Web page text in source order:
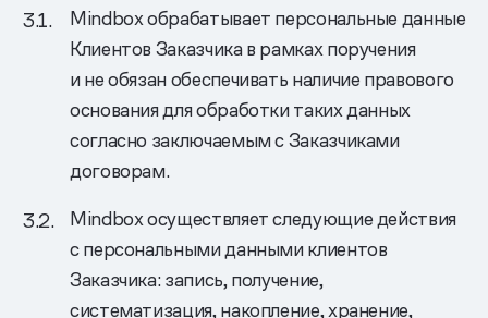
Mindbox обрабатывает персональные данные
Клиентов Заказчика в рамках поручения
и не обязан обеспечивать наличие правового
основания для обработки таких данных
согласно заключаемым с Заказчиками
договорам.
Mindbox осуществляет следующие действия
с персональными данными клиентов
Заказчика: запись, получение,
систематизация, накопление, хранение,